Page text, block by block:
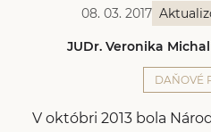
08. 03. 2017
JUDr. Veronika
DAŇOVÉ
V októbri 2013 bola